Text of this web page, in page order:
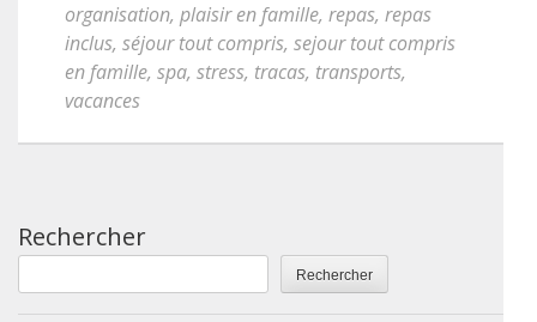
organisation, plaisir en famille, repas, repas
inclus, séjour tout compris, sejour tout compris
en famille, spa, stress, tracas, transports,
vacances
Rechercher
Rechercher